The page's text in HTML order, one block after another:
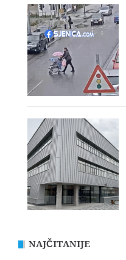
NAJČITANIJE